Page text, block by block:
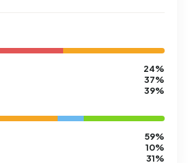
24%
37%
39%
59%
10%
31%